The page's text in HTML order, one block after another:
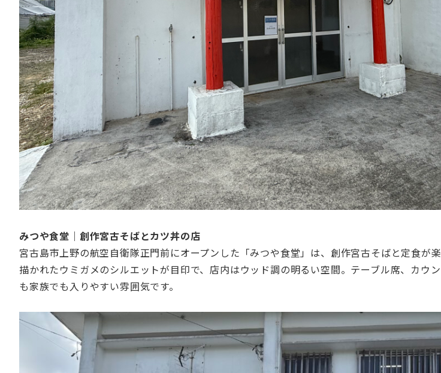
みつや食堂｜創作宮古そばとカツ丼の店
宮古島市上野の航空自衛隊正門前にオープンした「みつや食堂」は、創作宮古そばと定食が
描かれたウミガメのシルエットが目印で、店内はウッド調の明るい空間。テーブル席、カウ
も家族でも入りやすい雰囲気です。